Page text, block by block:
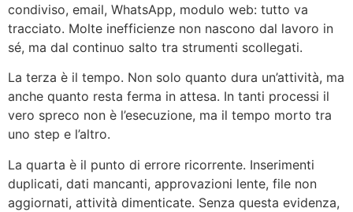
condiviso, email, WhatsApp, modulo web: tutto va
tracciato. Molte inefficienze non nascono dal lavoro in
sé, ma dal continuo salto tra strumenti scollegati.
La terza è il tempo. Non solo quanto dura un’attività, ma
anche quanto resta ferma in attesa. In tanti processi il
vero spreco non è l’esecuzione, ma il tempo morto tra
uno step e l’altro.
La quarta è il punto di errore ricorrente. Inserimenti
duplicati, dati mancanti, approvazioni lente, file non
aggiornati, attività dimenticate. Senza questa evidenza,